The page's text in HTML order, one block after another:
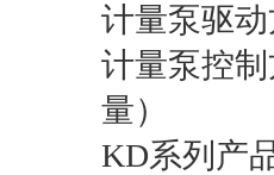
计量泵驱
计量泵控
量）
KD系列产